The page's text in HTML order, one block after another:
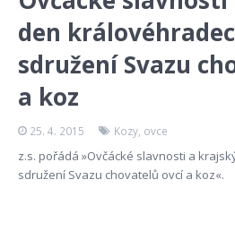
den
sdružení Svazu
a koz
25. 4. 2015 Kozy, ovce
z.s. pořádá »Ovčácké slavnosti a
sdružení Svazu chovatelů ovcí a koz«.